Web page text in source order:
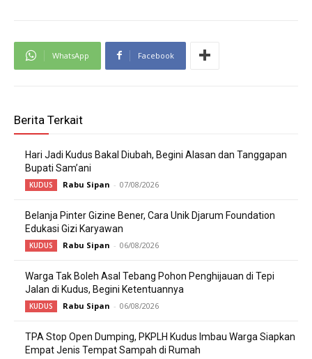
WhatsApp Facebook
Berita Terkait
Hari Jadi Kudus Bakal Diubah, Begini Alasan dan Tanggapan
Bupati Sam’ani
KUDUS Rabu Sipan - 07/08/2026
Belanja Pinter Gizine Bener, Cara Unik Djarum Foundation
Edukasi Gizi Karyawan
KUDUS Rabu Sipan - 06/08/2026
Warga Tak Boleh Asal Tebang Pohon Penghijauan di Tepi
Jalan di Kudus, Begini Ketentuannya
KUDUS Rabu Sipan - 06/08/2026
TPA Stop Open Dumping, PKPLH Kudus Imbau Warga Siapkan
Empat Jenis Tempat Sampah di Rumah